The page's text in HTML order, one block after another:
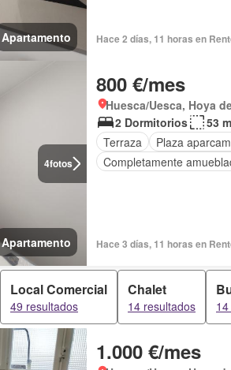
Apartamento Hace 2 días, 11 horas en
4fotos
Apartamento
800 €/mes
Huesca/Uesca, Hoya
2 Dormitorios
53
Terraza
Plaza
Completamente
Hace 3 días, 11 horas en
Local Comercial
49 resultados
Chalet
14 resultados
1.000 €/mes